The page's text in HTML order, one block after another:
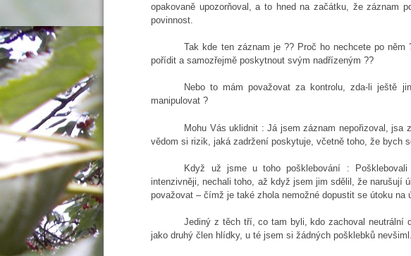
opakovaně upozorňoval, a to hned na začátku, že záznam
povinnost.
Tak kde ten záznam je ?? Proč ho nechcete po
pořídit a samozřejmě poskytnout svým nadřízeným ??
Nebo to mám považovat za kontrolu, zda-li ještě
manipulovat ?
Mohu Vás uklidnit : Já jsem záznam nepořizoval, jsa
vědom si rizik, jaká zadržení poskytuje, včetně toho, že bych
Když už jsme u toho pošklebování :
intenzivněji, nechali toho, až když jsem jim sdělil, že narušují
považovat – čímž je také zhola nemožné dopustit se útoku na
Jediný z těch tří, co tam byli, kdo zachoval neutrální
jako druhý člen hlídky, u té jsem si žádných pošklebků nevšiml.